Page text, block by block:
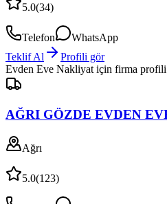
5.0(34)
Telefon
WhatsApp
Teklif Al
Profili gör
Evden Eve Nakliyat için firma profili
AĞRI GÖZDE EVDEN
Ağrı
5.0(123)